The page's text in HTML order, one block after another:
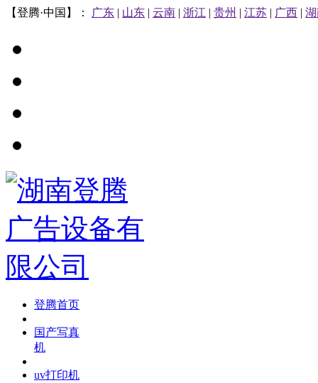
【登腾·中国】： 广东 | 山东 | 云南 | 浙江 | 贵州 | 江苏 | 广西 |
登腾首页
国产写真
机
uv打印机